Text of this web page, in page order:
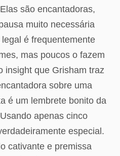
são encantadoras,
muito necessária
é frequentemente
mas poucos o fazem
insight que Grisham traz
sobre uma
é um lembrete bonito da
apenas cinco
especial.
cativante e premissa